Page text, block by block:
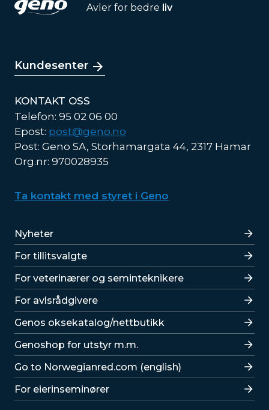
Avler for bedre liv
Kundesenter
KONTAKT OSS
Telefon: 95 02 06 00
Epost: post@geno.no
Post: Geno SA, Storhamargata 44, 2317 Hamar
Org.nr: 970028935
Ta kontakt med styret i Geno
Lenker
Nyheter
For tillitsvalgte
For veterinærer og seminteknikere
For avlsrådgivere
Lenker
Genos oksekatalog/nettbutikk
Genoshop for utstyr m.m.
Go to Norwegianred.com (english)
For eierinseminører